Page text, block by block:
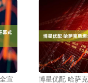
宣 博星优配 哈萨